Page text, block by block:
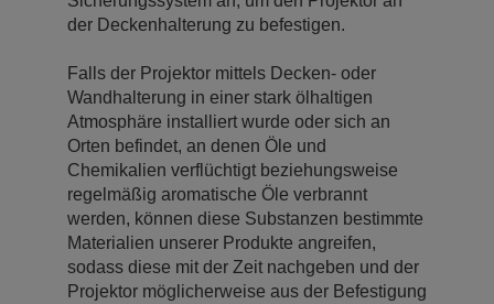
der Deckenhalterung zu befestigen.
Falls der Projektor mittels Decken- oder
Wandhalterung in einer stark ölhaltigen
Atmosphäre installiert wurde oder sich an
Orten befindet, an denen Öle und
Chemikalien verflüchtigt beziehungsweise
regelmäßig aromatische Öle verbrannt
werden, können diese Substanzen bestimmte
Materialien unserer Produkte angreifen,
sodass diese mit der Zeit nachgeben und der
Projektor möglicherweise aus der Befestigung